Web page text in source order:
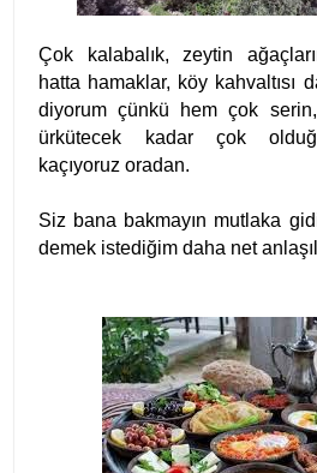
Çok kalabalık, zeytin
hatta hamaklar, köy kahvaltısı
diyorum çünkü hem çok
ürkütecek kadar çok
kaçıyoruz oradan.
Siz bana bakmayın mutlaka
demek istediğim daha net